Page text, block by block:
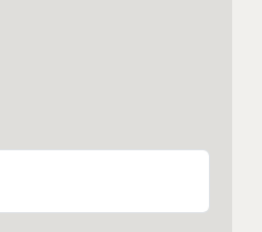
con
fumaria